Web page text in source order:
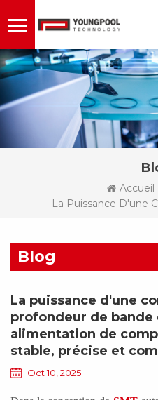
Accueil
Blog
La puissance d'une
profondeur de bande
alimentation de
stable, précise et
Oct 10, 2025